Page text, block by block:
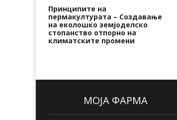
Принципите на
пермакултурата – Создавање
на еколошко земјоделско
стопанство отпорно на
климатските промени
МОЈА ФАРМА